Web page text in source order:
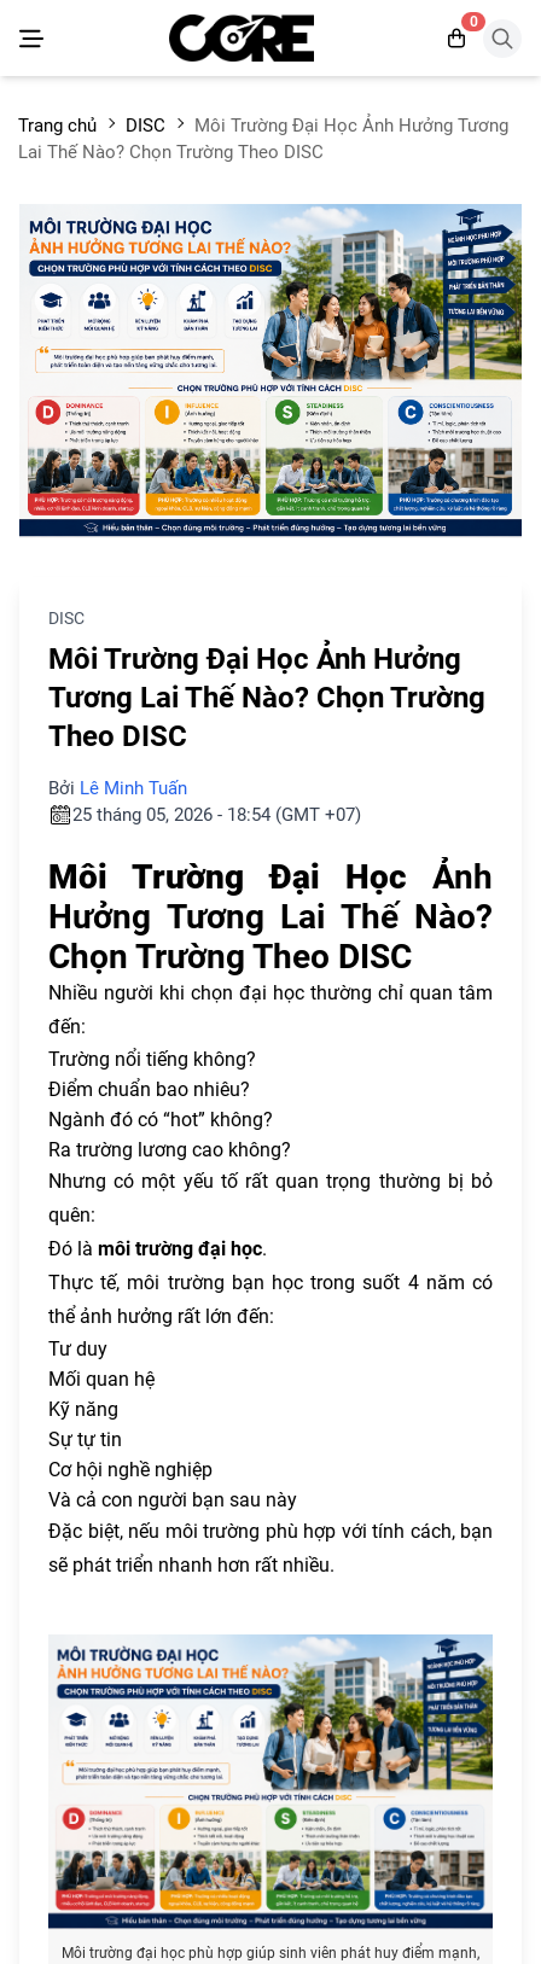
0
Trang chủ DISC
Môi Trường Đại Học Ảnh Hưởng Tương
Lai Thế Nào? Chọn Trường Theo DISC
DISC
Môi Trường Đại Học Ảnh Hưởng
Tương Lai Thế Nào? Chọn Trường
Theo DISC
Bởi Lê Minh Tuấn
25 tháng 05, 2026 - 18:54 (GMT +07)
Môi Trường Đại Học Ảnh
Hưởng Tương Lai Thế Nào?
Chọn Trường Theo DISC
Nhiều người khi chọn đại học thường chỉ quan tâm
đến:
Trường nổi tiếng không?
Điểm chuẩn bao nhiêu?
Ngành đó có “hot” không?
Ra trường lương cao không?
Nhưng có một yếu tố rất quan trọng thường bị bỏ
quên:
Đó là môi trường đại học.
Thực tế, môi trường bạn học trong suốt 4 năm có
thể ảnh hưởng rất lớn đến:
Tư duy
Mối quan hệ
Kỹ năng
Sự tự tin
Cơ hội nghề nghiệp
Và cả con người bạn sau này
Đặc biệt, nếu môi trường phù hợp với tính cách, bạn
sẽ phát triển nhanh hơn rất nhiều.
Môi trường đại học phù hợp giúp sinh viên phát huy điểm mạnh,